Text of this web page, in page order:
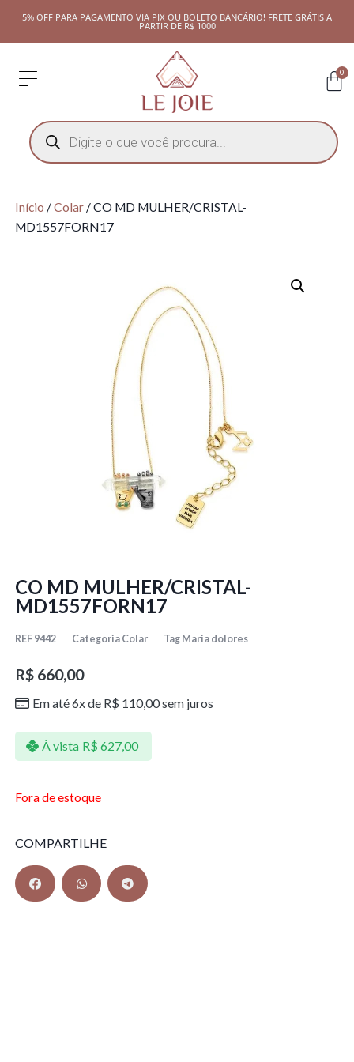
5% OFF PARA PAGAMENTO VIA PIX OU BOLETO BANCÁRIO! FRETE GRÁTIS A
PARTIR DE R$ 1000
0
Início /Colar/ CO MD MULHER/CRISTAL-
MD1557FORN17
CO MD MULHER/CRISTAL-
MD1557FORN17
REF 9442 Categoria Colar Tag Maria dolores
R$660,00
Em até 6x de R$ 110,00sem juros
À vista R$ 627,00
Fora de estoque
COMPARTILHE